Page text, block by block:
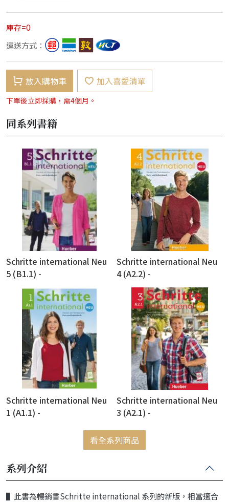
庫存=0
運送方式：
放入購物車 加入喜愛清單
下單後立即採購，需4個月。
同系列書籍
Schritte international Neu
5 (B1.1) -
Kursbuch+Arbeitsbuch 課本
+練習本+線上音檔
Schritte international Neu
4 (A2.2) -
Kursbuch+Arbeitsbuch 課本
+練習本+線上音檔
Schritte international Neu
1 (A1.1) -
Audios online 課本+練習本
+練習本音檔線上下載
Schritte international Neu
3 (A2.1) -
Audios online 課本+練習本
+練習本音檔線上下載
看全系列商品
系列介紹
▌此書為暢銷書Schritte international 系列的新版，相當適合